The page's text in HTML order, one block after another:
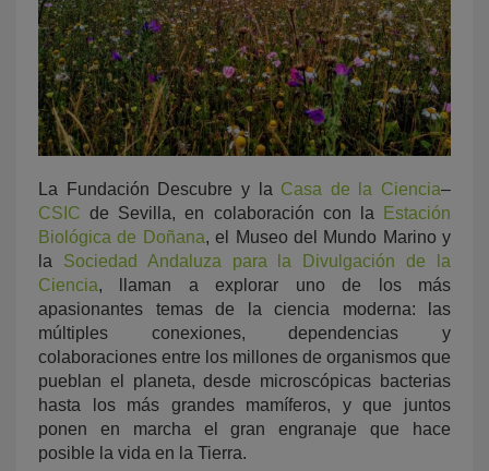
La Fundación Descubre y la Casa de la Ciencia–
CSIC de Sevilla, en colaboración con la
Estación
Biológica de Doñana, el Museo del Mundo Marino y
la Sociedad Andaluza para la Divulgación de la
Ciencia, llaman a explorar uno de los más
apasionantes temas de la ciencia moderna: las
múltiples conexiones, dependencias y
colaboraciones entre los millones de organismos que
pueblan el planeta, desde microscópicas bacterias
hasta los más grandes mamíferos, y que juntos
ponen en marcha el gran engranaje que hace
posible la vida en la Tierra.